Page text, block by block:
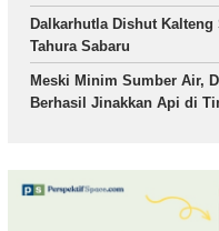
Dalkarhutla Dishut
Tahura Sabaru
Meski Minim Sumber Air,
Berhasil Jinakkan Api di